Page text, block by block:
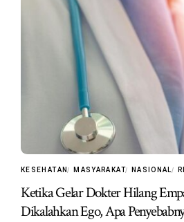
KESEHATAN MASYARAKAT NASIONAL
Ketika Gelar Dokter Hilang
Dikalahkan Ego, Apa